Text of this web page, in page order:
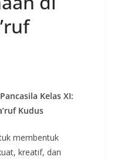
Kelas XI:
Kudus
membentuk
kreatif, dan